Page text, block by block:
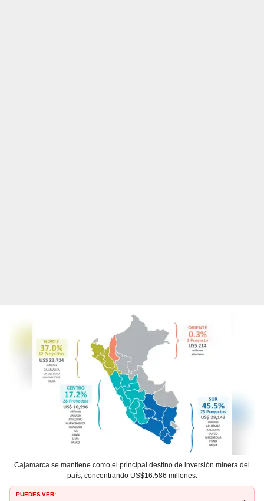
Cajamarca se mantiene como el principal destino de inversión minera del
país, concentrando US$16.586 millones.
PUEDES VER: